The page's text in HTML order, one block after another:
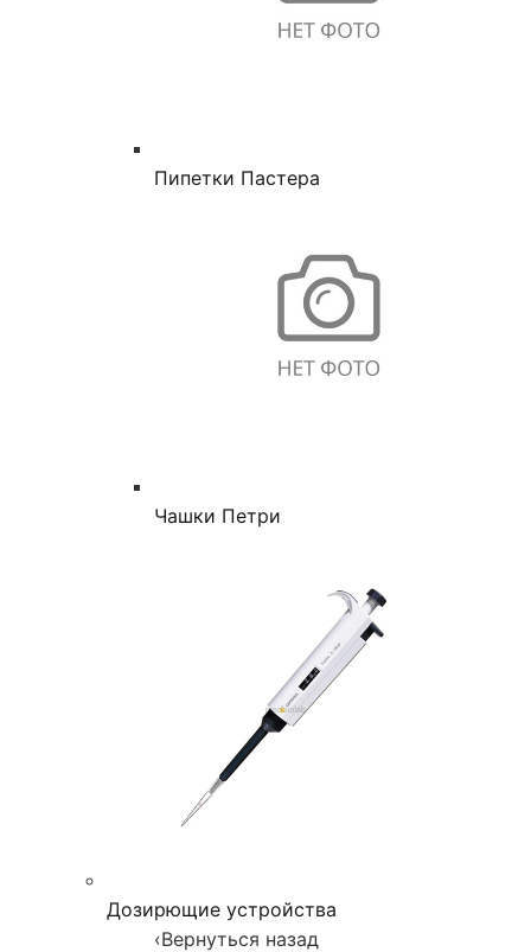
Пипетки Пастера
Чашки Петри
Дозирющие устройства
‹Вернуться назад